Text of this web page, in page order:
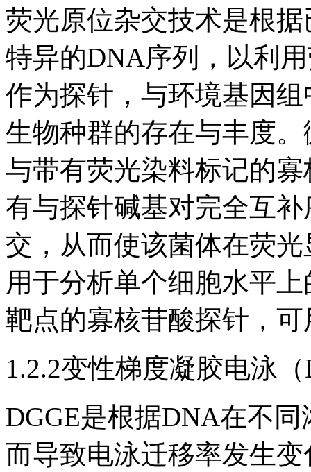
荧光原位杂交技术是根
特异的DNA序列，以利
作为探针，与环境基因
生物种群的存在与丰度
与带有荧光染料标记的
有与探针碱基对完全互
交，从而使该菌体在荧
用于分析单个细胞水平
靶点的寡核苷酸探针，
1.2.2变性梯度凝胶电泳（
DGGE是根据DNA在不
而导致电泳迁移率发生